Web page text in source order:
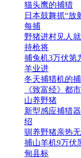
猫头鹰的捕猎
日本鼓舞抓“放
每捕
野猪进村见人
持枪将
捕兔机3万伏第
羊业进
冬天捕猎机的
《致富经》都
山养野猪
新型感应捕猎
绍
驯养野猪亲热
捕山羊机9万伏
甸县标